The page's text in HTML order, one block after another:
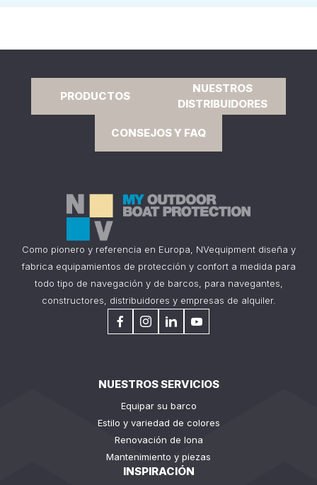
PRODUCTOS
NUESTROS
DISTRIBUIDORES
CONSEJOS Y FAQ
Como pionero y referencia en Europa, NVequipment diseña y
fabrica equipamientos de protección y confort a medida para
todo tipo de navegación y de barcos, para navegantes,
constructores, distribuidores y empresas de alquiler.
NUESTROS SERVICIOS
Equipar su barco
Estilo y variedad de colores
Renovación de lona
Mantenimiento y piezas
INSPIRACIÓN